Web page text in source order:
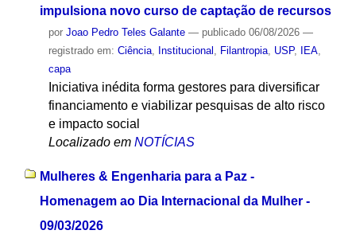
impulsiona novo curso de captação de recursos
por Joao Pedro Teles Galante — publicado06/08/2026 —
registrado em: Ciência, Institucional Filantropia, USP, IEA,
capa
Iniciativa inédita forma gestores para diversificar
financiamento e viabilizar pesquisas de alto risco
e impacto social
Localizado em NOTÍCIAS
Mulheres & Engenharia para a Paz -
Homenagem ao Dia Internacional da Mulher -
09/03/2026